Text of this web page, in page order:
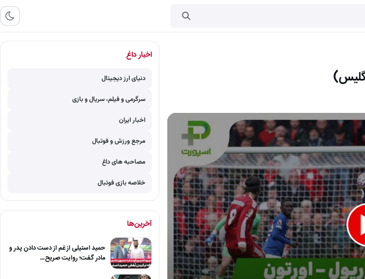
اخبار داغ
دنیای ارز دیجیتال
سرگرمی و فیلم، سریال و بازی
اخبار ایران
مرجع ورزش و فوتبال
مصاحبه های داغ
خلاصه بازی فوتبال
آخرین‌ها
حمید استیلی از غم از دست دادن پدر و
مادر گفت؛ روایت صریح…